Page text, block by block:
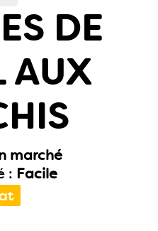
DE
AUX
marché
: Facile